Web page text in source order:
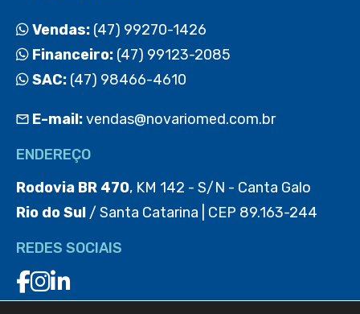
Vendas: (47) 99270-1426
Financeiro: (47) 99123-2085
SAC: (47) 98466-4610
E-mail:vendas@novariomed.com.br
ENDEREÇO
Rodovia BR 470, KM 142 - S/N - Canta Galo
Rio do Sul / Santa Catarina | CEP 89.163-244
REDES SOCIAIS